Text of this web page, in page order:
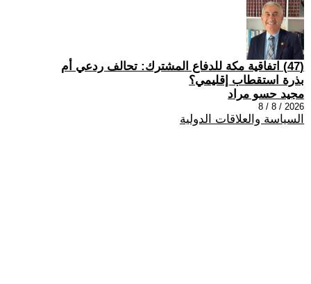
(47) اتفاقية مكة للدفاع المشترك: تحالف ردعي أم
بذرة استقطاب إقليمي؟
مجيد حسو مراد
2026 / 8 / 8
السياسة والعلاقات الدولية